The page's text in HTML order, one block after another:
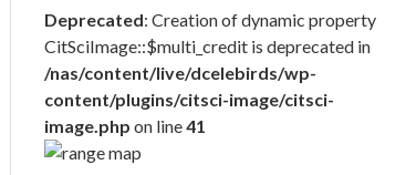
Deprecated: Creation of dynamic property
CitSciImage::$multi_credit is deprecated in
/nas/content/live/dcelebirds/wp-
content/plugins/citsci-image/citsci-
image.php on line41